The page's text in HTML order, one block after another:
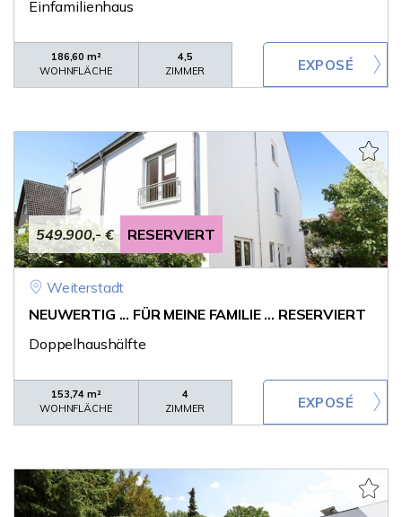
Einfamilienhaus
186,60 m²
WOHNFLÄCHE
4,5
ZIMMER
549.900,- € RESERVIERT
Weiterstadt
NEUWERTIG ... FÜR MEINE FAMILIE ... RESERVIERT
Doppelhaushälfte
153,74 m²
WOHNFLÄCHE
4
ZIMMER